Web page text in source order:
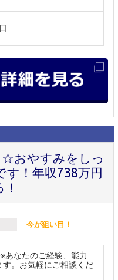
☆おやすみをしっ
す！年収738万円
今が狙い目！
あなたのご経験、能力
。お気軽にご相談くだ